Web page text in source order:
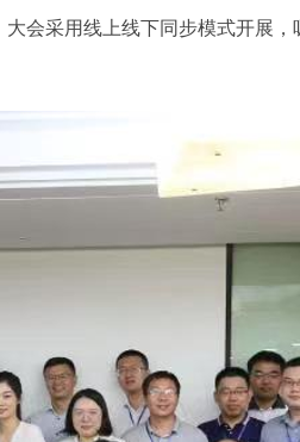
会采用线上线下同步模式开展